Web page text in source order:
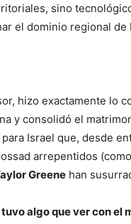
sino
el dominio regional de
hizo exactamente lo
y consolidó el
Israel que, desde
arrepentidos (como
Greene han
algo que ver con el